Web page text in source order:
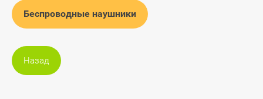
Беспроводные наушники
Назад